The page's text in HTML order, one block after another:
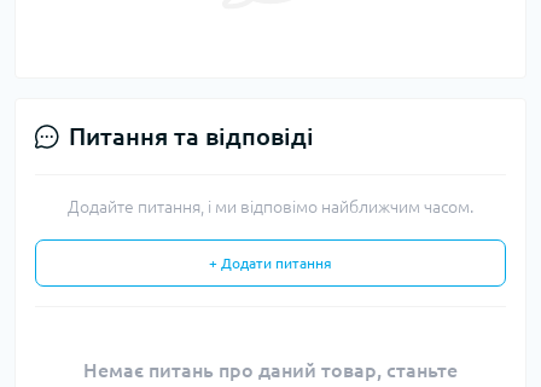
Питання та відповіді
Додайте питання, і ми відповімо найближчим часом.
+ Додати питання
Немає питань про даний товар, станьте